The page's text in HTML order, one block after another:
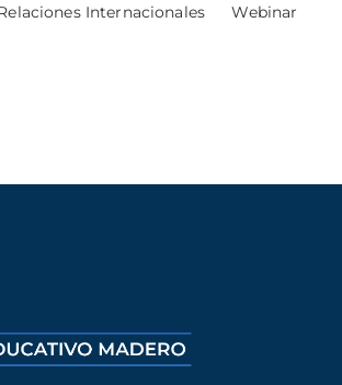
Internacionales Webinar